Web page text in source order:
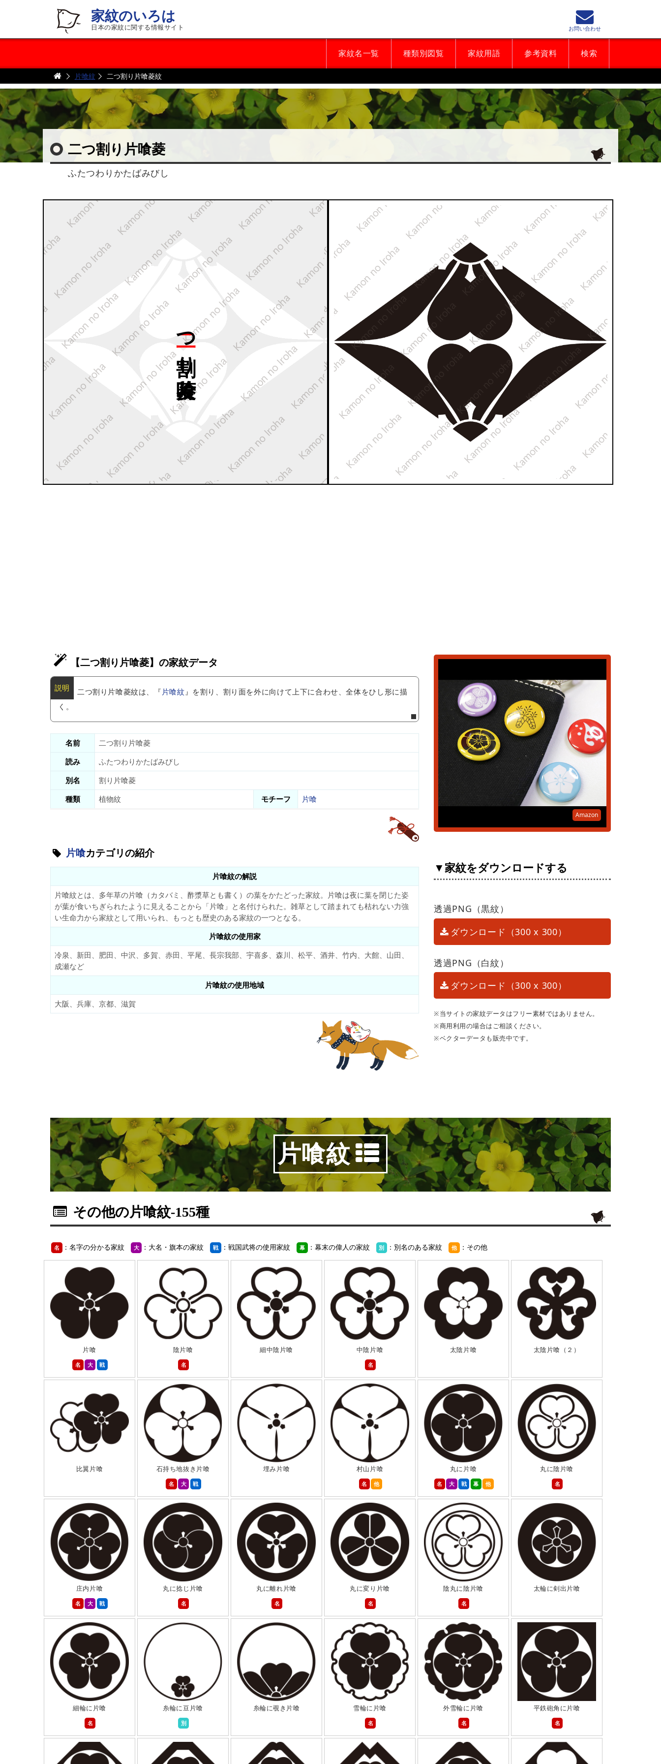
家紋のいろは
日本の家紋に関する情報サイト
家紋名一覧 種類別図覧 家紋用語 参考資料 検索
お問い合わせ
片喰紋 二つ割り片喰菱紋
二つ割り片喰菱
ふたつわりかたばみびし
片喰菱
【二つ割り片喰菱】の家紋データ
二つ割り片喰菱紋は、『片喰紋』を割り、割り面を外に向けて上下に合わせ、全体をひし形に描
く。
名前
二つ割り片喰菱
読み
ふたつわりかたばみびし
別名
割り片喰菱
種類
植物紋 モチーフ 片喰
片喰カテゴリの紹介
片喰紋の解説
片喰紋とは、多年草の片喰（カタバミ、酢漿草とも書く）の葉をかたどった家紋。片喰は夜に葉を閉じた姿
が葉が食いちぎられたように見えることから「片喰」と名付けられた。雑草として踏まれても枯れない力強
い生命力から家紋として用いられ、もっとも歴史のある家紋の一つとなる。
片喰紋の使用家
冷泉、新田、肥田、中沢、多賀、赤田、平尾、長宗我部、宇喜多、森川、松平、酒井、竹内、大館、山田、
成瀬など
片喰紋の使用地域
大阪、兵庫、京都、滋賀
Amazon
▼家紋をダウンロードする
透過PNG（黒紋）
ダウンロード（300 x 300）
透過PNG（白紋）
ダウンロード（300 x 300）
※当サイトの家紋データはフリー素材ではありません。
※商用利用の場合はご相談ください。
※ベクターデータも販売中です。
片喰紋
その他の片喰紋-155種
名 ：名字の分かる家紋 大 ：大名・旗本の家紋 戦 ：戦国武将の使用家紋 幕 ：幕末の偉人の家紋 別 ：別名のある家紋 他 ：その他
片喰
名
大 戦
陰片喰
名
細中陰片喰
中陰片喰
名
太陰片喰 太陰片喰（２）
比翼片喰
石持ち地抜き片喰
名
大 戦
埋み片喰
村山片喰
名
他
丸に片喰
名
大 戦 幕 他
丸に陰片喰
名
庄内片喰
名
大 戦
丸に捻じ片喰
名
丸に離れ片喰
名
丸に変り片喰
名
陰丸に陰片喰
名
太輪に剣出片喰
細輪に片喰
名
糸輪に豆片喰
別
糸輪に覗き片喰
雪輪に片喰
名
外雪輪に片喰
名
平鉄砲角に片喰
名